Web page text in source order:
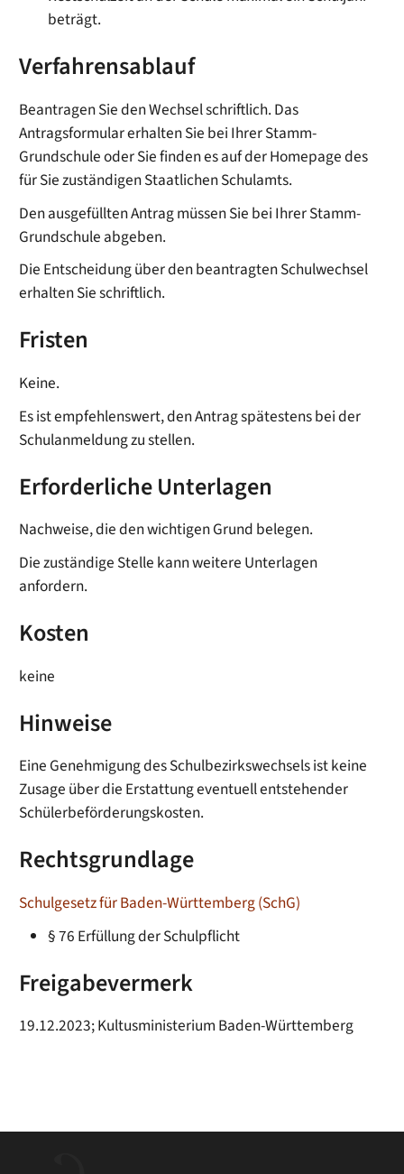
beträgt.
Verfahrensablauf
Beantragen Sie den Wechsel schriftlich. Das
Antragsformular erhalten Sie bei Ihrer Stamm-
Grundschule oder Sie finden es auf der Homepage des
für Sie zuständigen Staatlichen Schulamts.
Den ausgefüllten Antrag müssen Sie bei Ihrer Stamm-
Grundschule abgeben.
Die Entscheidung über den beantragten Schulwechsel
erhalten Sie schriftlich.
Fristen
Keine.
Es ist empfehlenswert, den Antrag spätestens bei der
Schulanmeldung zu stellen.
Erforderliche Unterlagen
Nachweise, die den wichtigen Grund belegen.
Die zuständige Stelle kann weitere Unterlagen
anfordern.
Kosten
keine
Hinweise
Eine Genehmigung des Schulbezirkswechsels ist keine
Zusage über die Erstattung eventuell entstehender
Schülerbeförderungskosten.
Rechtsgrundlage
Schulgesetz für Baden-Württemberg (SchG)
§ 76 Erfüllung der Schulpflicht
Freigabevermerk
19.12.2023; Kultusministerium Baden-Württemberg